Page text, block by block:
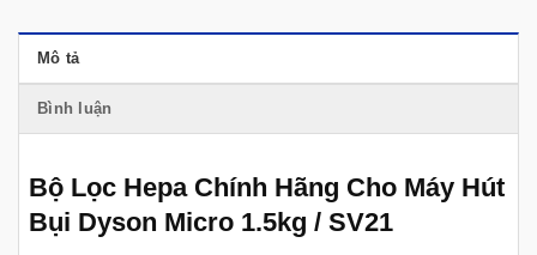
Mô tả
Bình luận
Bộ Lọc Hepa Chính Hãng Cho Máy Hút
Bụi Dyson Micro 1.5kg / SV21